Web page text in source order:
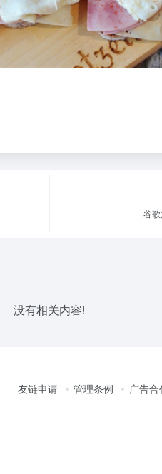
谷
没有相关内容!
友链申请 管理条例 广告合